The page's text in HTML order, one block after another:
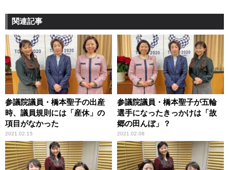
関連記事
参議院議員・橋本聖子の出産
時、議員規則には「産休」の
項目がなかった
2021.02.15
参議院議員・橋本聖子が五輪
選手になったきっかけは「故
郷の田んぼ」？
2021.02.08